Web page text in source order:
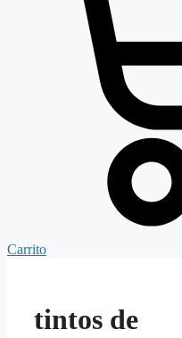
Carrito
tintos de